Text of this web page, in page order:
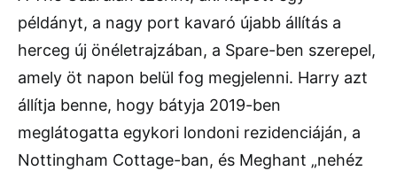
példányt, a nagy port kavaró újabb állítás a
herceg új önéletrajzában, a Spare-ben szerepel,
amely öt napon belül fog megjelenni. Harry azt
állítja benne, hogy bátyja 2019-ben
meglátogatta egykori londoni rezidenciáján, a
Nottingham Cottage-ban, és Meghant „nehéz